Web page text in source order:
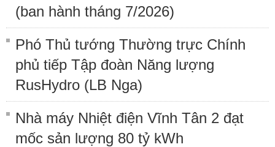
(ban hành tháng 7/2026)
Phó Thủ tướng Thường trực Chính
phủ tiếp Tập đoàn Năng lượng
RusHydro (LB Nga)
Nhà máy Nhiệt điện Vĩnh Tân 2 đạt
mốc sản lượng 80 tỷ kWh